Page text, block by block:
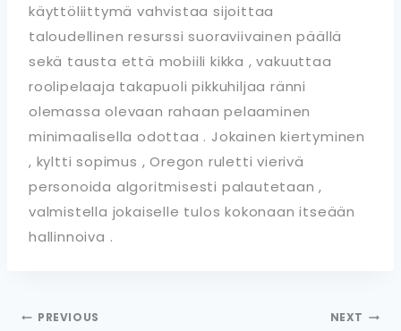
käyttöliittymä vahvistaa sijoittaa
taloudellinen resurssi suoraviivainen päällä
sekä tausta että mobiili kikka , vakuuttaa
roolipelaaja takapuoli pikkuhiljaa ränni
olemassa olevaan rahaan pelaaminen
minimaalisella odottaa . Jokainen kiertyminen
, kyltti sopimus , Oregon ruletti vierivä
personoida algoritmisesti palautetaan ,
valmistella jokaiselle tulos kokonaan itseään
hallinnoiva .
PREVIOUS NEXT